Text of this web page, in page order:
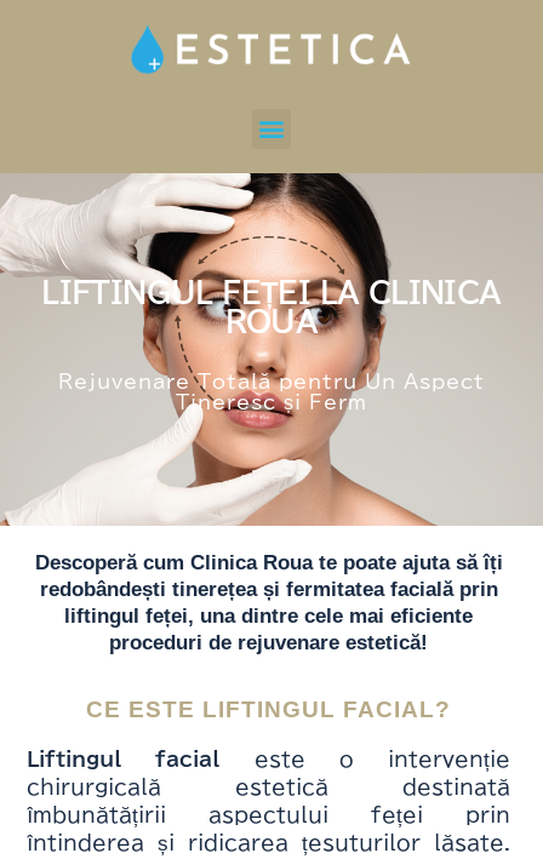
LIFTINGUL FEȚEI LA CLINICA
ROUA
Rejuvenare Totală pentru Un Aspect
Tineresc și Ferm
Descoperă cum Clinica Roua te poate ajuta să îți
redobândești tinerețea și fermitatea facială prin
liftingul feței, una dintre cele mai eficiente
proceduri de rejuvenare estetică!
CE ESTE LIFTINGUL FACIAL?
Liftingul facial
este o intervenție
chirurgicală estetică destinată
îmbunătățirii aspectului feței prin
întinderea și ridicarea țesuturilor lăsate.